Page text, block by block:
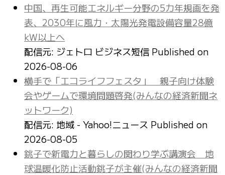
中国、再生可能エネルギー分野の5カ年規画を発
表、2030年に風力・太陽光発電設備容量28億
kW以上へ
配信元: ジェトロ ビジネス短信 Published on
2026-08-06
横手で「エコライフフェスタ」 親子向け体験
会やゲームで環境問題啓発(みんなの経済新聞ネ
ットワーク)
配信元: 地域 - Yahoo!ニュース Published on
2026-08-05
銚子で新電力と暮らしの関わり学ぶ講演会 地
球温暖化防止活動銚子が主催(みんなの経済新聞